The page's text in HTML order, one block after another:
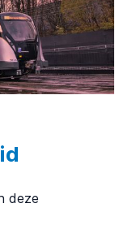
deze